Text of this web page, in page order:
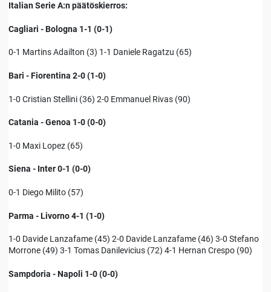
Italian Serie A:n päätöskierros:
Cagliari - Bologna 1-1 (0-1)
0-1 Martins Adailton (3) 1-1 Daniele Ragatzu (65)
Bari - Fiorentina 2-0 (1-0)
1-0 Cristian Stellini (36) 2-0 Emmanuel Rivas (90)
Catania - Genoa 1-0 (0-0)
1-0 Maxi Lopez (65)
Siena - Inter 0-1 (0-0)
0-1 Diego Milito (57)
Parma - Livorno 4-1 (1-0)
1-0 Davide Lanzafame (45) 2-0 Davide Lanzafame (46) 3-0 Stefano
Morrone (49) 3-1 Tomas Danilevicius (72) 4-1 Hernan Crespo (90)
Sampdoria - Napoli 1-0 (0-0)